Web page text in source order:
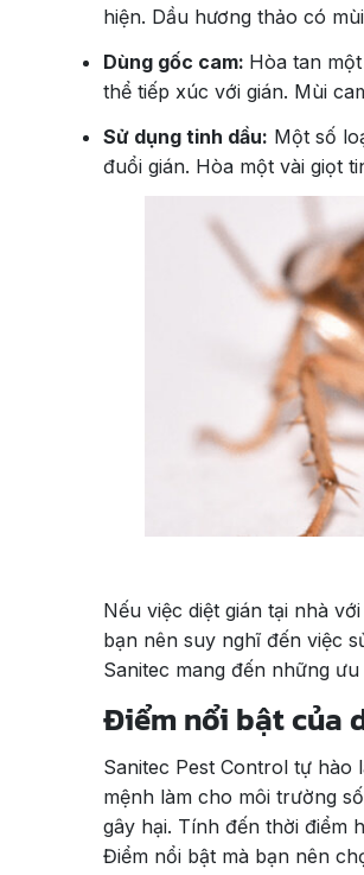
hiện. Dầu hương thảo có
Dùng gốc cam: Hòa tan
thể tiếp xúc với gián. Mùi
Sử dụng tinh dầu: Một số
đuổi gián. Hòa một vài giọt
Nếu việc diệt gián tại nhà
bạn nên suy nghĩ đến việc
Sanitec mang đến những
Điểm nổi bật của
Sanitec Pest Control tự
mệnh làm cho môi trường
gây hại. Tính đến thời điểm
Điểm nổi bật mà bạn nên